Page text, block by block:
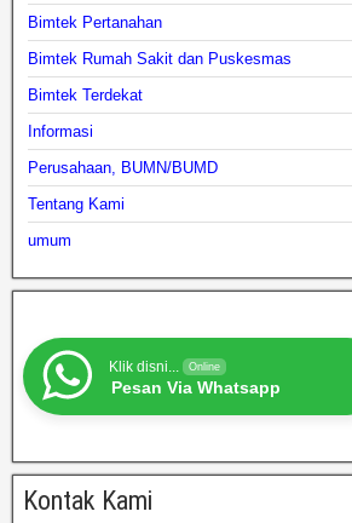
Bimtek Pertanahan
Bimtek Rumah Sakit dan Puskesmas
Bimtek Terdekat
Informasi
Perusahaan, BUMN/BUMD
Tentang Kami
umum
Klik disni... Online
Pesan Via Whatsapp
Kontak Kami